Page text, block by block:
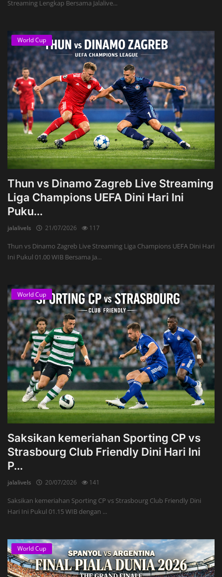
Streaming Lengkap Bersama Jalalive...
World Cup
Thun vs Dinamo Zagreb Live Streaming
Liga Champions UEFA Dini Hari Ini
Puku...
jalalivels 21/07/2026 117
Thun vs Dinamo Zagreb Live Streaming Liga Champions UEFA Dini Hari
Ini Pukul 01.00 WIB Bersama Ja...
World Cup
Saksikan kemeriahan Sporting CP vs
Strasbourg Club Friendly Dini Hari Ini
P...
jalalivels 20/07/2026 141
Saksikan kemeriahan Sporting CP vs Strasbourg Club Friendly Dini
Hari Ini Pukul 01.15 WIB dengan ...
World Cup